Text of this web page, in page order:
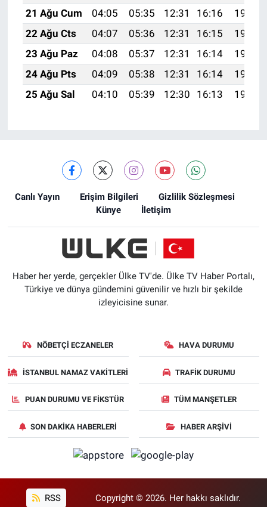
21 Ağu Cum
04:05 05:35 12:31 16:16
19:18
22 Ağu Cts
04:07 05:36 12:31 16:15
19:16
23 Ağu Paz
04:08 05:37 12:31 16:14
19:15
24 Ağu Pts
04:09 05:38 12:31 16:14
19:13
25 Ağu Sal
04:10 05:39 12:30 16:13 19:12
Canlı Yayın Erişim Bilgileri
Gizlilik Sözleşmesi
Künye
İletişim
Haber her yerde, gerçekler Ülke TV'de. Ülke TV Haber Portalı,
Türkiye ve dünya gündemini güvenilir ve hızlı bir şekilde
izleyicisine sunar.
NÖBETÇI ECZANELER HAVA DURUMU
İSTANBUL NAMAZ VAKITLERI TRAFIK DURUMU
PUAN DURUMU VE FIKSTÜR TÜM MANŞETLER
SON DAKIKA HABERLERI HABER ARŞIVI
RSS Copyright © 2026. Her hakkı saklıdır.